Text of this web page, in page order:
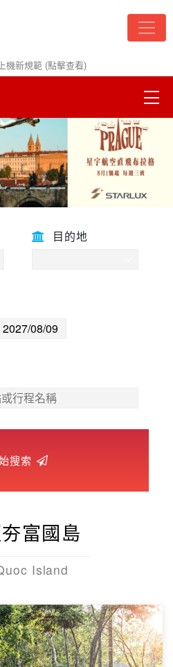
機新規範 (點擊查看)
往後
目的地
搜索
富國島
Island